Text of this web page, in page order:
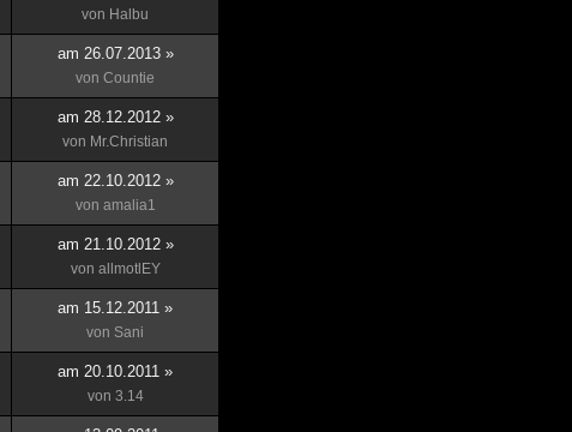
von Halbu
am 26.07.2013 »
von Countie
am 28.12.2012 »
von Mr.Christian
am 22.10.2012 »
von amalia1
am 21.10.2012 »
von allmotlEY
am 15.12.2011 »
von Sani
am 20.10.2011 »
von 3.14